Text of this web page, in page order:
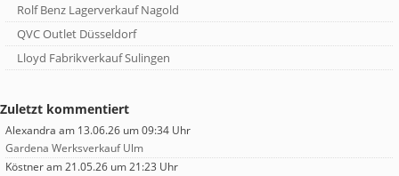
Rolf Benz Lagerverkauf Nagold
QVC Outlet Düsseldorf
Lloyd Fabrikverkauf Sulingen
Zuletzt kommentiert
Alexandra am 13.06.26 um 09:34 Uhr
Gardena Werksverkauf Ulm
Köstneram 21.05.26 um 21:23 Uhr